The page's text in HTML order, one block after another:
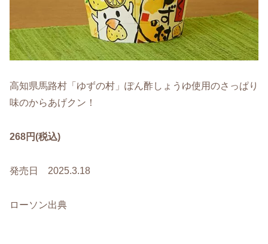
高知県馬路村「ゆずの村」ぽん酢しょうゆ使用のさっぱり
味のからあげクン！
268円(税込)
発売日 2025.3.18
ローソン出典